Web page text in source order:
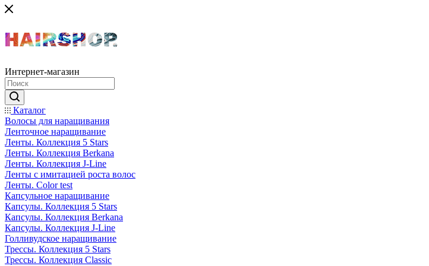
Интернет-магазин
Каталог
Волосы для наращивания
Ленточное наращивание
Ленты. Коллекция 5 Stars
Ленты. Коллекция Berkana
Ленты. Коллекция J-Line
Ленты с имитацией роста волос
Ленты. Color test
Капсульное наращивание
Капсулы. Коллекция 5 Stars
Капсулы. Коллекция Berkana
Капсулы. Коллекция J-Line
Голливудское наращивание
Трессы. Коллекция 5 Stars
Трессы. Коллекция Classic